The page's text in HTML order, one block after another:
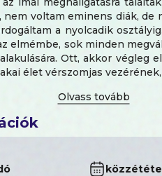
voltam eminens diák, de
a nyolcadik
elmémbe, sok minden
Ott, akkor végleg
élet vérszomjas
és ez az én történetem.
maffiás és piszkosul